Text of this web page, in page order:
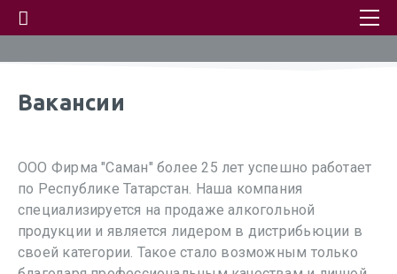
Вакансии
ООО Фирма "Саман" более 25 лет успешно работает
по Республике Татарстан. Наша компания
специализируется на продаже алкогольной
продукции и является лидером в дистрибьюции в
своей категории. Такое стало возможным только